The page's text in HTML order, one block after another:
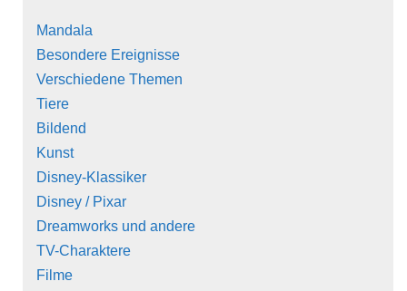
Mandala
Besondere Ereignisse
Verschiedene Themen
Tiere
Bildend
Kunst
Disney-Klassiker
Disney / Pixar
Dreamworks und andere
TV-Charaktere
Filme